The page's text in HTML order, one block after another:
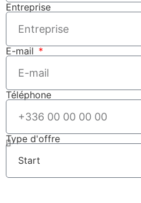
Entreprise
E-mail
Téléphone
Type d'offre